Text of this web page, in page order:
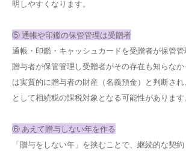
明しやすくなります。
⑤ 通帳や印鑑の保管管理は受贈者
通帳・印鑑・キャッシュカードを受贈者が保管管
贈与者が保管管理し受贈者がその存在も知らな
は実質的に贈与者の財産（名義預金）と判断さ
として相続税の課税対象となる可能性があります。
⑥ あえて贈与しない年を作る
「贈与をしない年」を挟むことで、継続的な契